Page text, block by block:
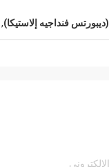
(ديبورتس فنداجيه إلاستيكا),